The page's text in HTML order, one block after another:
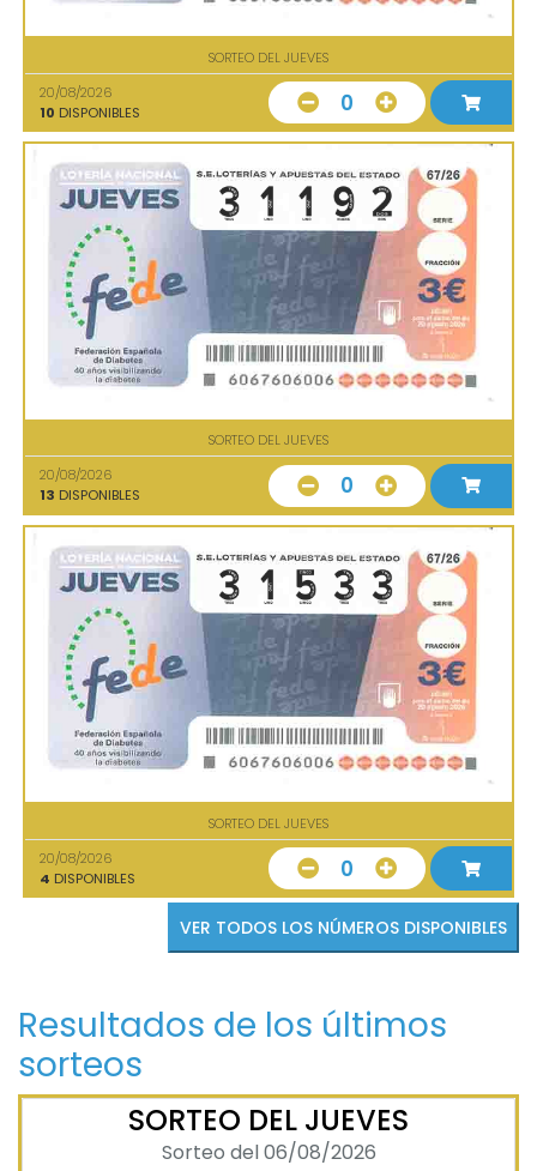
SORTEO DEL JUEVES
20/08/2026
10 DISPONIBLES 0
SORTEO DEL JUEVES
20/08/2026
13 DISPONIBLES 0
SORTEO DEL JUEVES
20/08/2026
4 DISPONIBLES 0
VER TODOS LOS NÚMEROS DISPONIBLES
Resultados de los últimos
sorteos
SORTEO DEL JUEVES
Sorteo del 06/08/2026